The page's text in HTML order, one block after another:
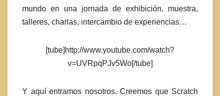
mundo en una jornada de exhibición, muestra,
talleres, charlas, intercambio de experiencias…
[tube]http://www.youtube.com/watch?
v=UVRpqPJv5Wo[/tube]
Y aquí entramos nosotros. Creemos que Scratch